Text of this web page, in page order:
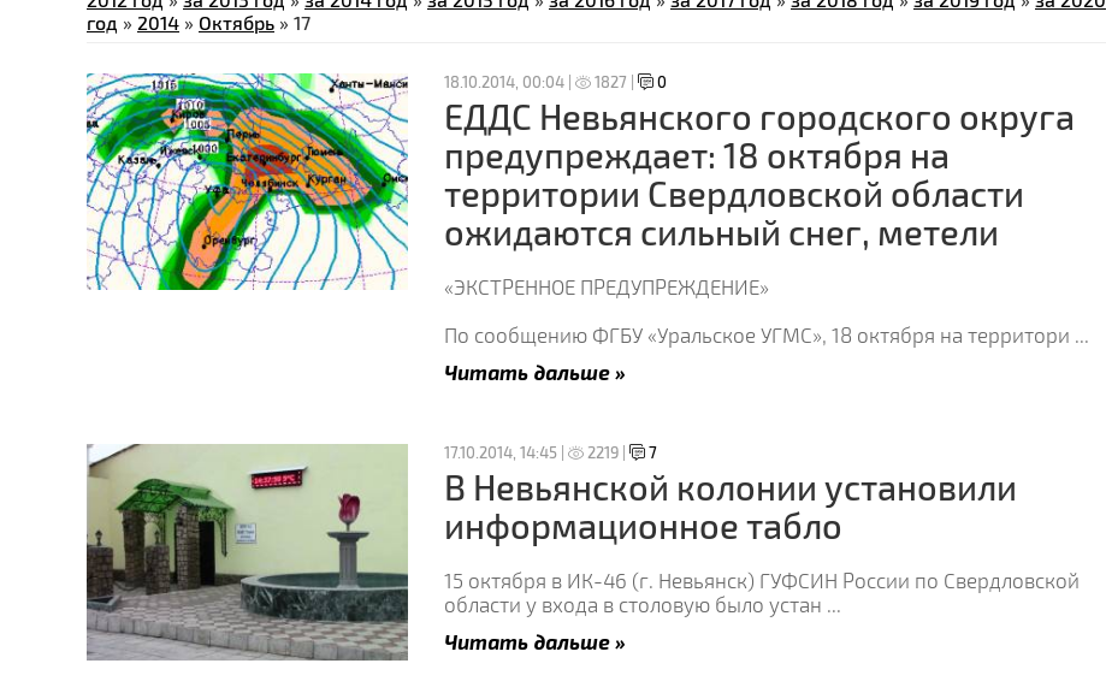
год » 2014 » Октябрь » 17
18.10.2014, 00:04 | 1827 | 0
ЕДДС Невьянского городского округа
предупреждает: 18 октября на
территории Свердловской области
ожидаются сильный снег, метели
«ЭКСТРЕННОЕ ПРЕДУПРЕЖДЕНИЕ»
По сообщению ФГБУ «Уральское УГМС», 18 октября на территори ...
Читать дальше »
17.10.2014, 14:45 | 2219 | 7
В Невьянской колонии установили
информационное табло
15 октября в ИК-46 (г. Невьянск) ГУФСИН России по Свердловской
области у входа в столовую было устан ...
Читать дальше »